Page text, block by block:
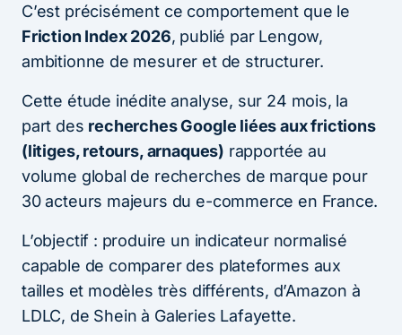
C’est précisément ce comportement que le
Friction Index 2026, publié par Lengow,
ambitionne de mesurer et de structurer.
Cette étude inédite analyse, sur 24 mois, la
part des recherches Google liées aux frictions
(litiges, retours, arnaques) rapportée au
volume global de recherches de marque pour
30 acteurs majeurs du e-commerce en France.
L’objectif : produire un indicateur normalisé
capable de comparer des plateformes aux
tailles et modèles très différents, d’Amazon à
LDLC, de Shein à Galeries Lafayette.